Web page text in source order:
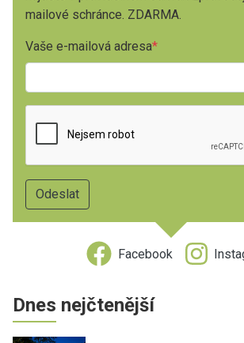
mailové schránce. ZDARMA.
Vaše e-mailová adresa
Facebook
Dnes nejčtenější